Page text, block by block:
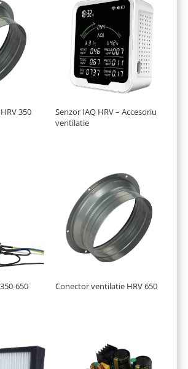
350
Senzor IAQ HRV – Accesoriu
ventilatie
650
Conector ventilatie HRV 650